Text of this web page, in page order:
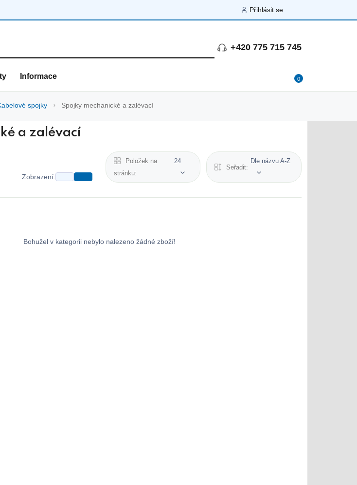
Přihlásit se
+420 775 715 745
Informace 0
spojky Spojky mechanické a zalévací
a zalévací
Zobrazení:
Položek na
stránku:
24
Seřadit:
Dle názvu A-Z
Bohužel v kategorii nebylo nalezeno žádné zboží!